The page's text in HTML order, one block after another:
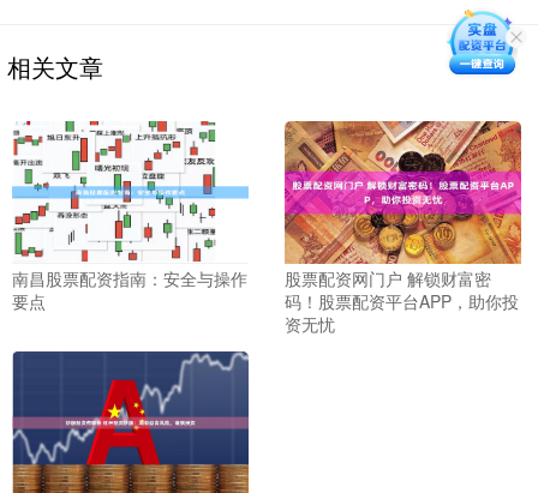
相关文章
南昌股票配资指南：安全与操作
要点
股票配资网门户 解锁财富密
码！股票配资平台APP，助你投
资无忧